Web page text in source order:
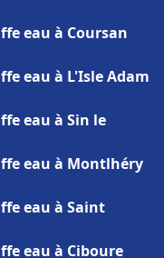
eau à Coursan
eau à L'Isle Adam
eau à Sin le
eau à Montlhéry
eau à Saint
eau à Ciboure